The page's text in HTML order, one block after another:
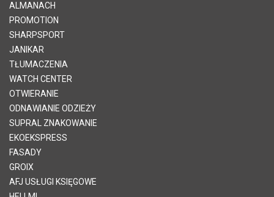
ALMANACH
PROMOTION
SHARPSPORT
JANIKAR
TŁUMACZENIA
WATCH CENTER
OTWIERANIE
ODNAWIANIE ODZIEŻY
SUPRAL ZNAKOWANIE
EKOEKSPRESS
FASADY
GROIX
AFJ USŁUGI KSIĘGOWE